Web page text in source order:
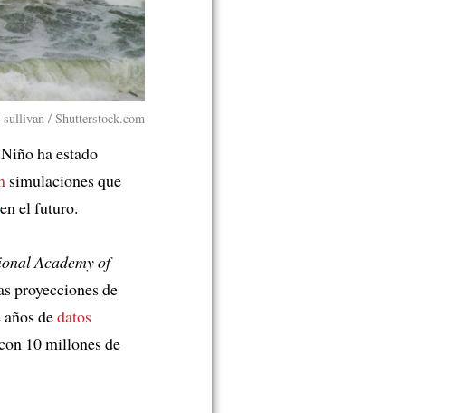
sullivan / Shutterstock.com
ha estado
simulaciones que
en el futuro.
Academy of
proyecciones de
dedatos
10 millones de